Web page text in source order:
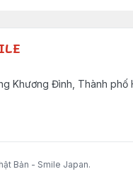
Khương Đình, Thành phố
Bản - Smile Japan.